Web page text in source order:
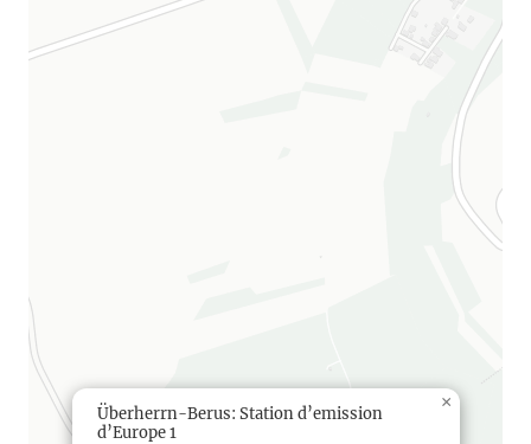
Überherrn-Berus: Station d’emission
d’Europe 1
×